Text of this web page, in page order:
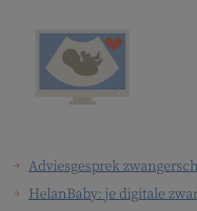
Adviesgesprek
HelanBaby: je digitale